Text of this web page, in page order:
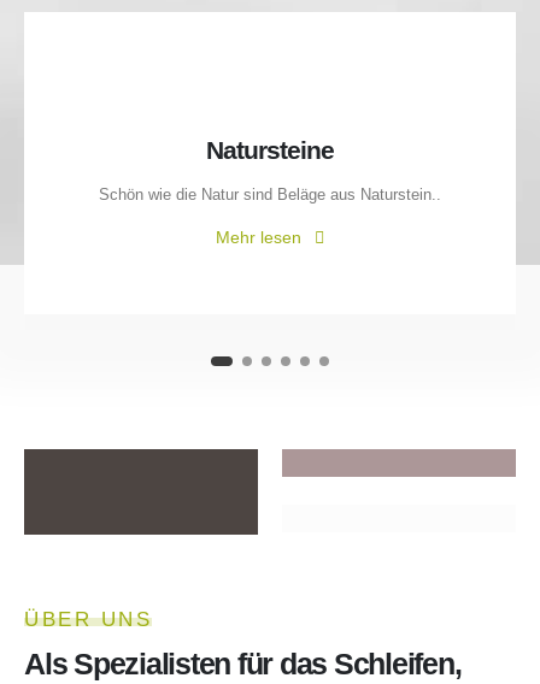
Natursteine
Schön wie die Natur sind Beläge aus Naturstein..
Mehr lesen
ÜBER UNS
Als Spezialisten für das Schleifen,